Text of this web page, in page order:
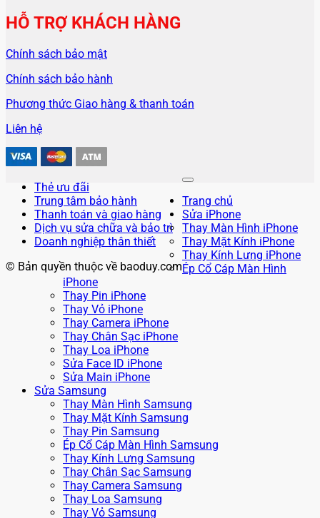
HỖ TRỢ KHÁCH HÀNG
Chính sách bảo mật
Chính sách bảo hành
Phương thức Giao hàng & thanh toán
Liên hệ
Thẻ ưu đãi
Trung tâm bảo hành
Thanh toán và giao hàng
Dịch vụ sửa chữa và bảo trì
Doanh nghiệp thân thiết
© Bản quyền thuộc về baoduy.com
Trang chủ
Sửa iPhone
Thay Màn Hình iPhone
Thay Mặt Kính iPhone
Thay Kính Lưng iPhone
Ép Cổ Cáp Màn Hình
iPhone
Thay Pin iPhone
Thay Vỏ iPhone
Thay Camera iPhone
Thay Chân Sạc iPhone
Thay Loa iPhone
Sửa Face ID iPhone
Sửa Main iPhone
Sửa Samsung
Thay Màn Hình Samsung
Thay Mặt Kính Samsung
Thay Pin Samsung
Ép Cổ Cáp Màn Hình Samsung
Thay Kính Lưng Samsung
Thay Chân Sạc Samsung
Thay Camera Samsung
Thay Loa Samsung
Thay Vỏ Samsung